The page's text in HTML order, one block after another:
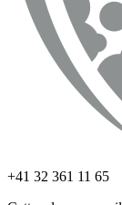
+41 32 361 11 65